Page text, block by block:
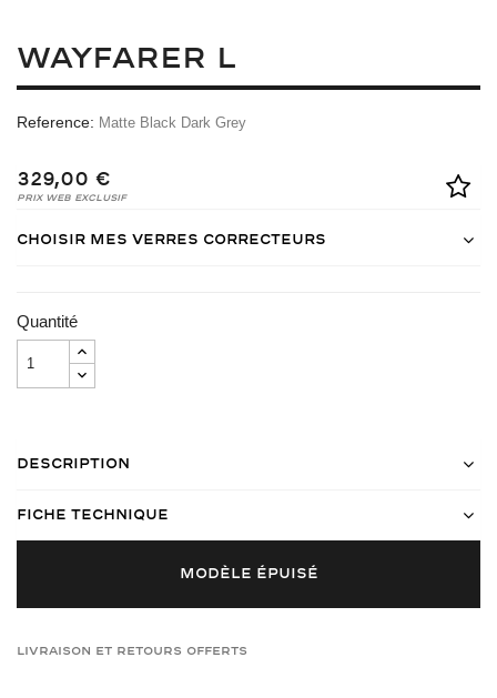
WAYFARER L
Reference: Matte Black Dark Grey
329,00 €
Prix Web Exclusif
Choisir mes verres correcteurs
Quantité
Description
Fiche Technique
MODÈLE ÉPUISÉ
Livraison et retours offerts